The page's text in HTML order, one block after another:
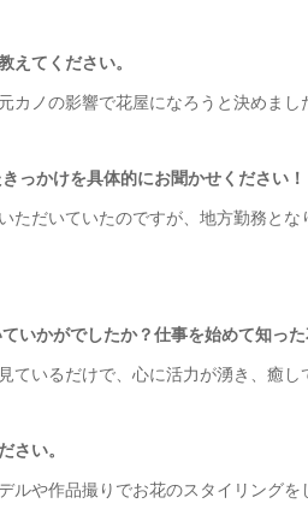
えてください。
カノの影響で花屋になろうと決めまし
っかけを具体的にお聞かせください！
ただいていたのですが、地方勤務と
いかがでしたか？仕事を始めて知った
ているだけで、心に活力が湧き、癒し
さい。
ルや作品撮りでお花のスタイリングを